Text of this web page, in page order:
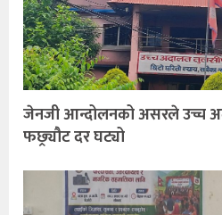
जेनजी आन्दोलनको असरले उच्च
फछ्र्यौट दर घट्यो